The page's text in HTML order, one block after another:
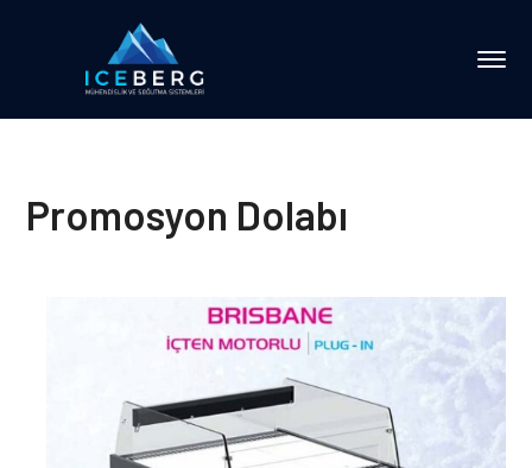
Promosyon Dolabı